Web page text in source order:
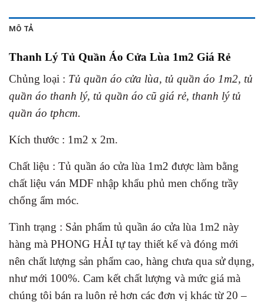
MÔ TẢ
Thanh Lý Tủ Quần Áo Cửa Lùa 1m2 Giá Rẻ
Chủng loại : Tủ quần áo cửa lùa, tủ quần áo 1m2, tủ
quần áo thanh lý, tủ quần áo cũ giá rẻ, thanh lý tủ
quần áo tphcm.
Kích thước : 1m2 x 2m.
Chất liệu : Tủ quần áo cửa lùa 1m2 được làm bằng
chất liệu ván MDF nhập khẩu phủ men chống trầy
chống ẩm móc.
Tình trạng : Sản phẩm tủ quần áo cửa lùa 1m2 này
hàng mà PHONG HẢI tự tay thiết kế và đóng mới
nên chất lượng sản phẩm cao, hàng chưa qua sử dụng,
như mới 100%. Cam kết chất lượng và mức giá mà
chúng tôi bán ra luôn rẻ hơn các đơn vị khác từ 20 –